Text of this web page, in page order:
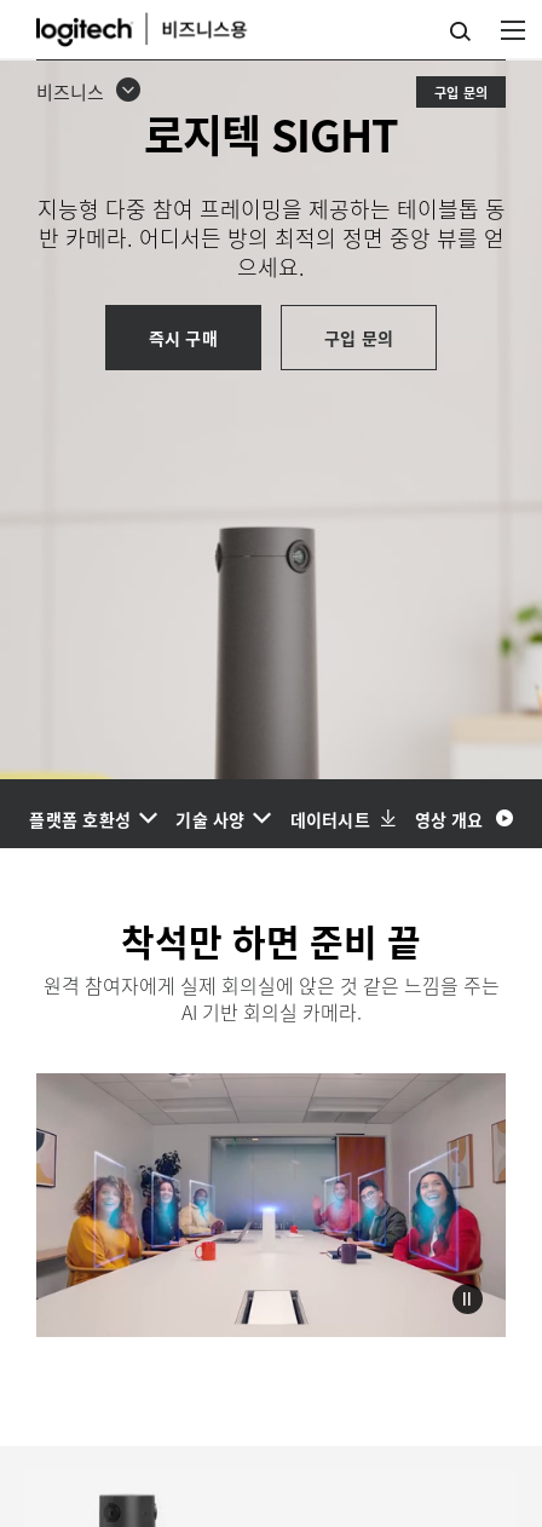
로
지비즈니스 구입 문의
로지텍 SIGHT
지능형 다중 참여 프레이밍을 제공하는 테이블톱 동
반 카메라. 어디서든 방의 최적의 정면 중앙 뷰를 얻
으세요.
즉시 구매 구입 문의
플랫폼 호환성 기술 사양 데이터시트 영상 개요
착석만 하면 준비 끝
원격 참여자에게 실제 회의실에 앉은 것 같은 느낌을 주는
AI 기반 회의실 카메라.